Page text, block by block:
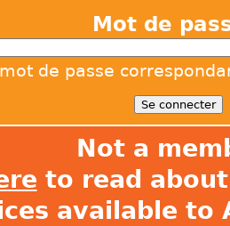
Mot de
de passe
Not a
to read
available to